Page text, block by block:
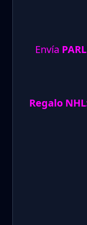
Envía
Regalo